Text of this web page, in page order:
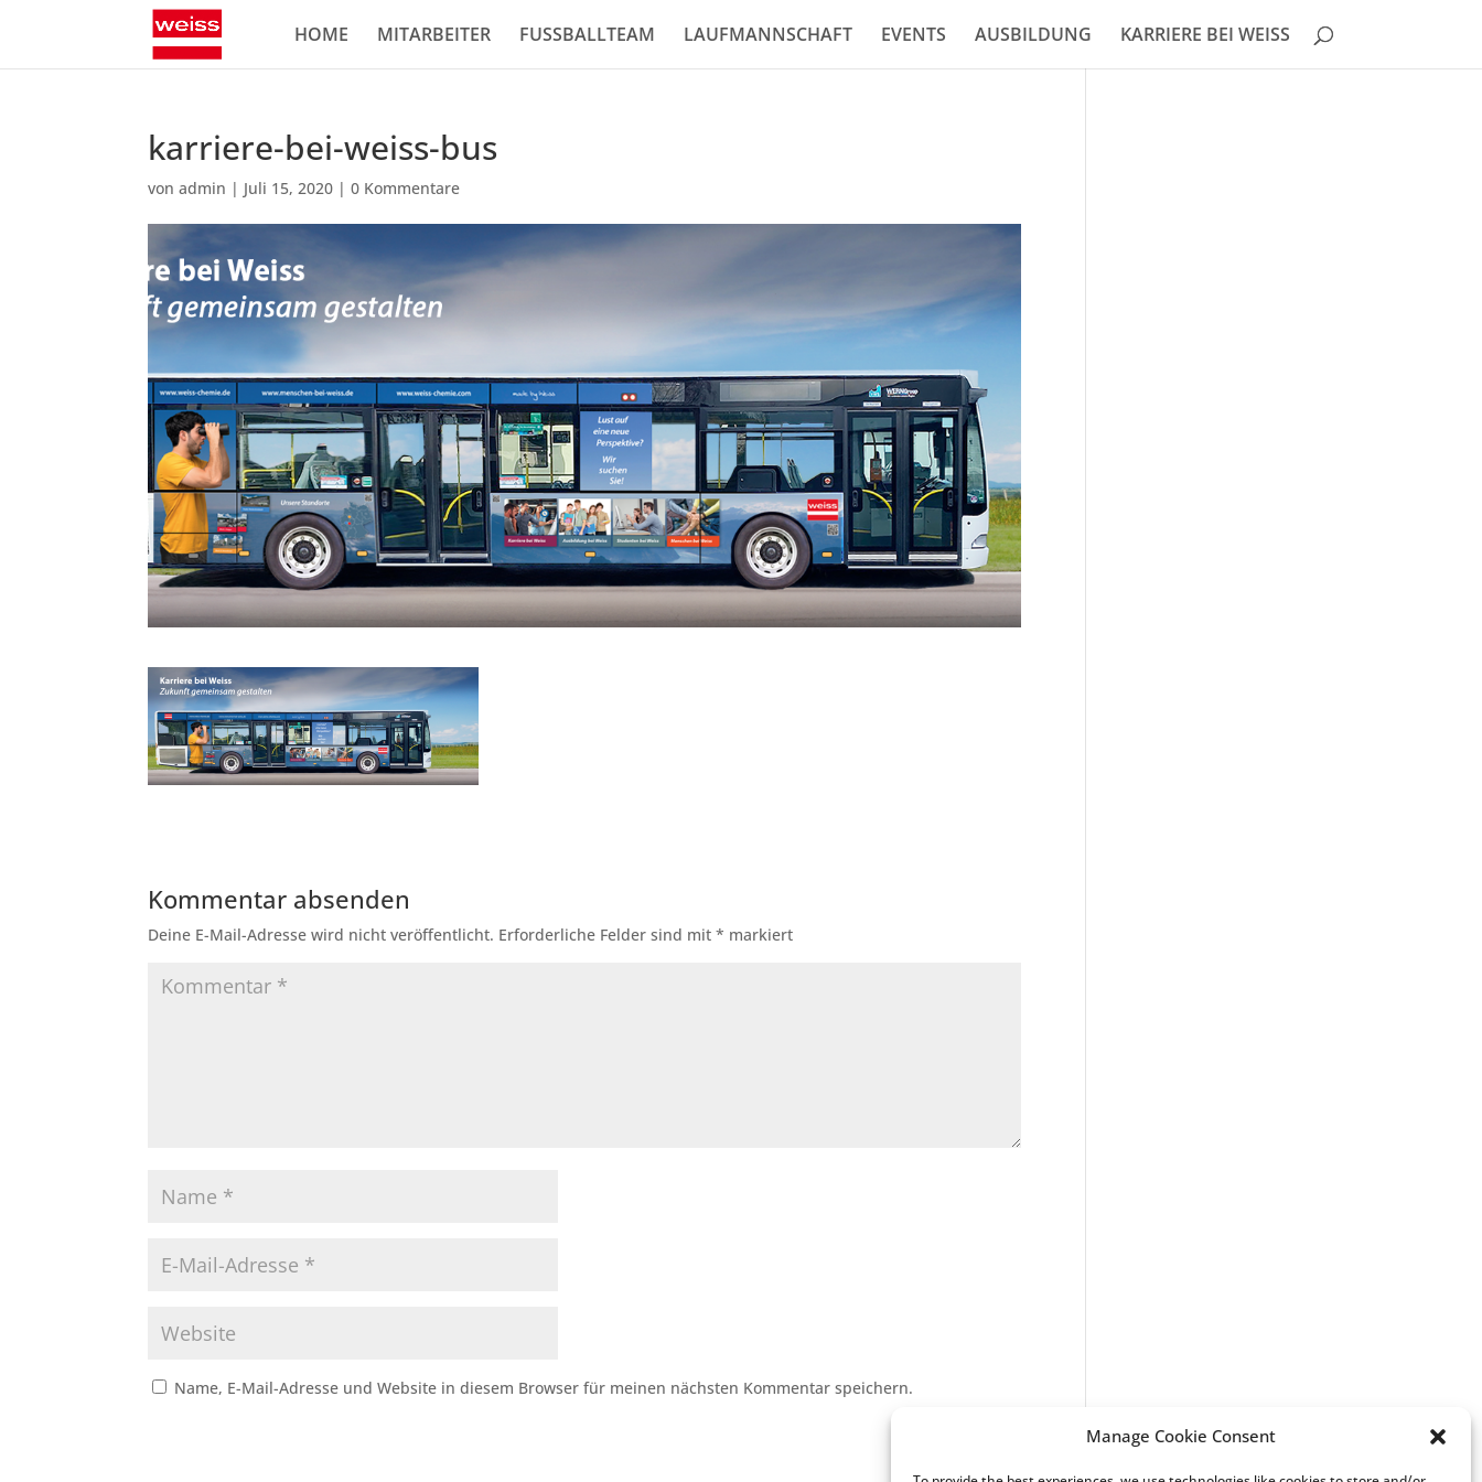
Manage Cookie Consent
HOME MITARBEITER FUSSBALLTEAM LAUFMANNSCHAFT EVENTS AUSBILDUNG KARRIERE BEI WEISS
karriere-bei-weiss-bus
vonadmin | Juli 15, 2020 |0 Kommentare
Kommentar absenden
Deine E-Mail-Adresse wird nicht veröffentlicht. Erforderliche Felder sind mit* markiert
Name, E-Mail-Adresse und Website in diesem Browser für meinen nächsten Kommentar speichern.